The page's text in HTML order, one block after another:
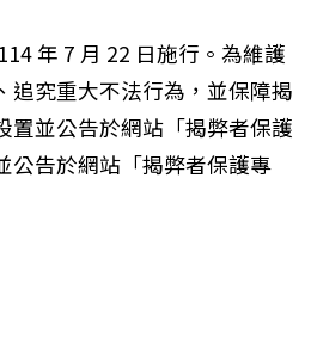
年 7 月 22 日施行。為維護
追究重大不法行為，並保障揭
置並公告於網站「揭弊者保護
公告於網站「揭弊者保護專